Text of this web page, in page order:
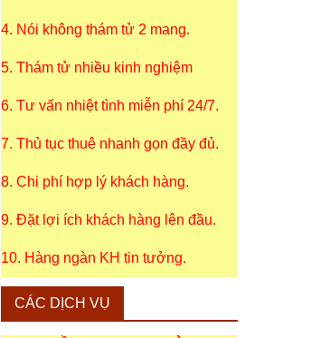
4. Nói không thám tử 2 mang.
5. Thám tử nhiều kinh nghiệm
6. Tư vấn nhiệt tình miễn phí 24/7.
7. Thủ tục thuê nhanh gọn đầy đủ.
8. Chi phí hợp lý khách hàng.
9. Đặt lợi ích khách hàng lên đầu.
10. Hàng ngàn KH tin tưởng.
CÁC DỊCH VỤ